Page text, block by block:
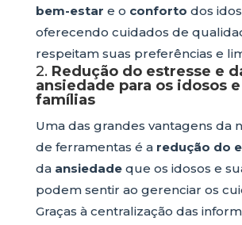
bem-estar e o conforto dos
oferecendo cuidados de
respeitam suas preferências e
2. Redução do estresse e
ansiedade para os idosos
famílias
Uma das grandes vantagens da
de ferramentas é a redução do
da ansiedadeque os idosos e
podem sentir ao gerenciar os
Graças à centralização das